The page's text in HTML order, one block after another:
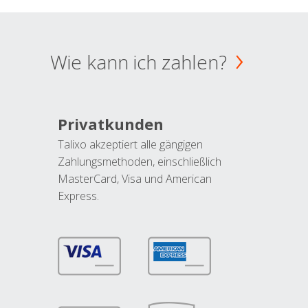
Wie kann ich zahlen?
Privatkunden
Talixo akzeptiert alle gängigen
Zahlungsmethoden, einschließlich
MasterCard, Visa und American
Express.